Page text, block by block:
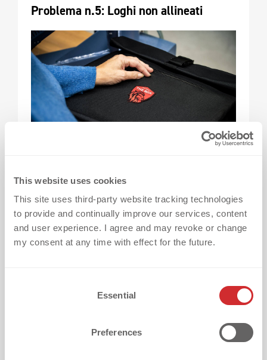
This website uses cookies
This site uses third-party website tracking technologies
to provide and continually improve our services, content
and user experience. I agree and may revoke or change
my consent at any time with effect for the future.
Essential
Preferences
Problema n.5: Loghi non allineati
Il problema:un posizionamento errato
compromette la qualità del capo e può
richiedere costosi interventi di correzione.
posizionamento o maschere per il
Sono particolarmente utili per nomi e numeri